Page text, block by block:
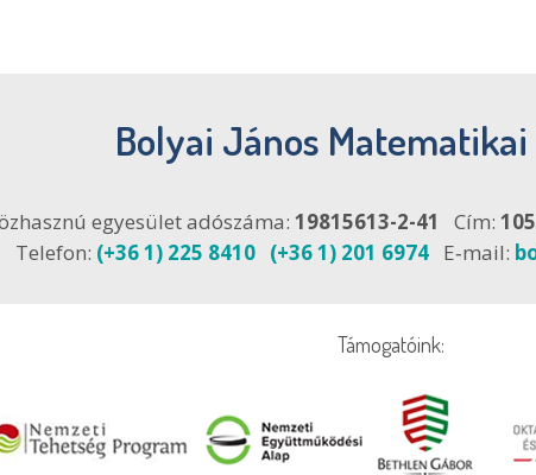
Bolyai János
egyesület adószáma: 19815613-2-41 Cím:
Telefon: (+36 1) 225 8410 (+36 1) 201 6974 E‑mail:
Támogatóink: